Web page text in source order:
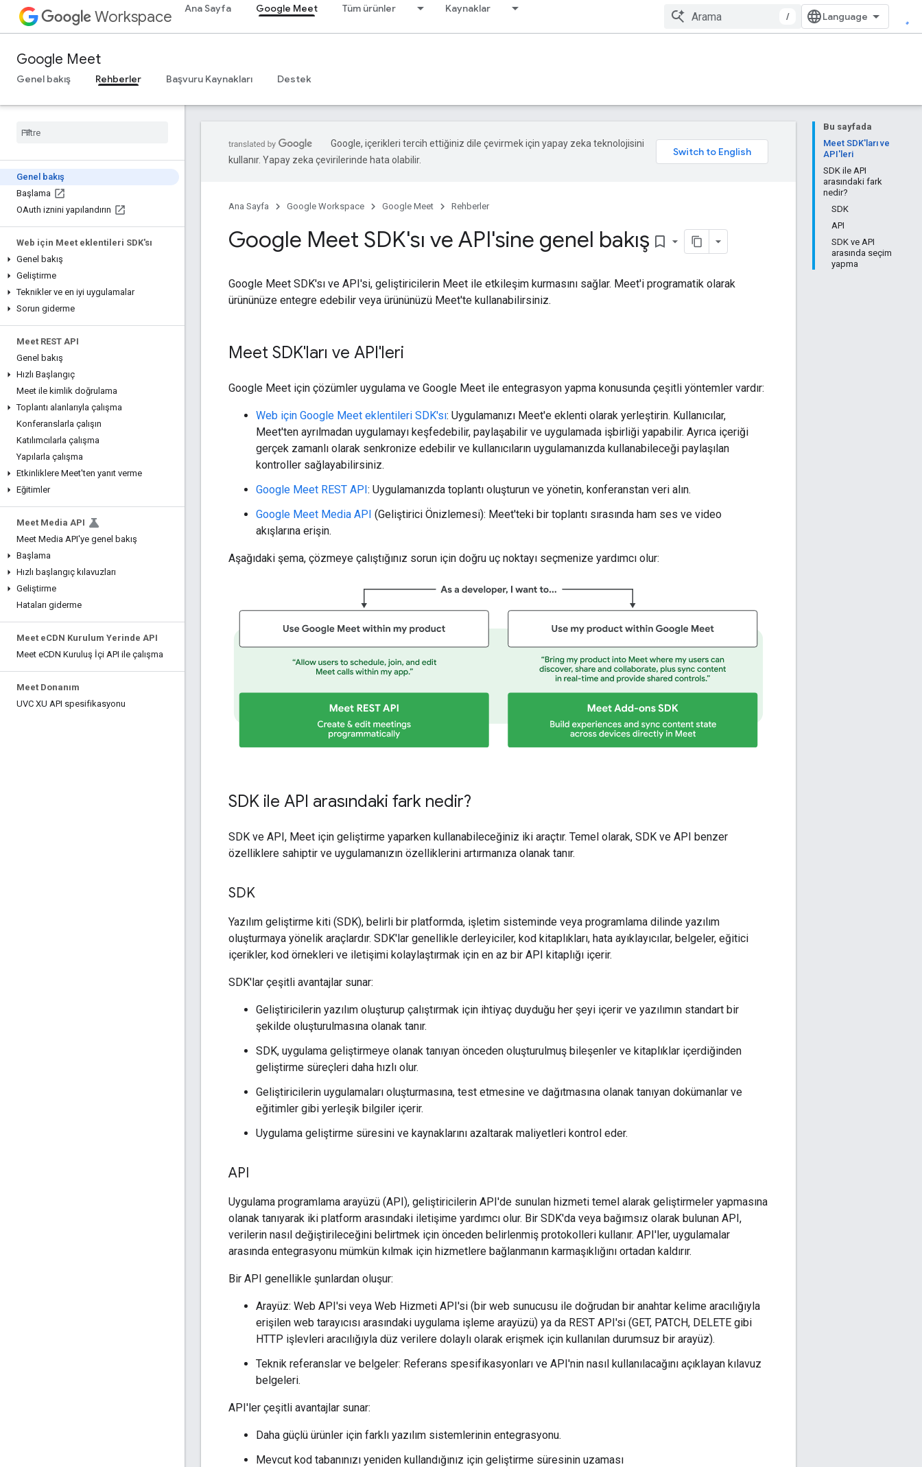
Workspace Ana Sayfa Google Meet Tüm ürünler Kaynaklar
/
Google Meet
Genel bakış Rehberler Başvuru Kaynakları Destek
Genel bakış
Başlama
OAuth iznini yapılandırın
Web için Meet eklentileri SDK'sı
Genel bakış
Geliştirme
Teknikler ve en iyi uygulamalar
Sorun giderme
Meet REST API
Genel bakış
Hızlı Başlangıç
Meet ile kimlik doğrulama
Toplantı alanlarıyla çalışma
Konferanslarla çalışın
Katılımcılarla çalışma
Yapılarla çalışma
Etkinliklere Meet'ten yanıt verme
Eğitimler
Meet Media API
Meet Media API'ye genel bakış
Başlama
Hızlı başlangıç kılavuzları
Geliştirme
Hataları giderme
Meet eCDN Kurulum Yerinde API
Meet eCDN Kuruluş İçi API ile çalışma
Meet Donanım
UVC XU API spesifikasyonu
Bu sayfada
Meet SDK'ları ve
API'leri
SDK ile API
arasındaki fark
nedir?
SDK
API
SDK ve API
arasında seçim
yapma
Google, içerikleri tercih ettiğiniz dile çevirmek için yapay zeka teknolojisini
kullanır. Yapay zeka çevirilerinde hata olabilir.
Ana Sayfa Google Workspace Google Meet Rehberler
Google Meet SDK'sı ve API'sine genel bakış bookmark_border
Google Meet SDK'sı ve API'si, geliştiricilerin Meet ile etkileşim kurmasını sağlar. Meet'i programatik olarak
ürününüze entegre edebilir veya ürününüzü Meet'te kullanabilirsiniz.
Meet SDK'ları ve API'leri
Google Meet için çözümler uygulama ve Google Meet ile entegrasyon yapma konusunda çeşitli yöntemler vardır:
Web için Google Meet eklentileri SDK'sı: Uygulamanızı Meet'e eklenti olarak yerleştirin. Kullanıcılar,
Meet'ten ayrılmadan uygulamayı keşfedebilir, paylaşabilir ve uygulamada işbirliği yapabilir. Ayrıca içeriği
gerçek zamanlı olarak senkronize edebilir ve kullanıcıların uygulamanızda kullanabileceği paylaşılan
kontroller sağlayabilirsiniz.
Google Meet REST API: Uygulamanızda toplantı oluşturun ve yönetin, konferanstan veri alın.
Google Meet Media API (Geliştirici Önizlemesi): Meet'teki bir toplantı sırasında ham ses ve video
akışlarına erişin.
Aşağıdaki şema, çözmeye çalıştığınız sorun için doğru uç noktayı seçmenize yardımcı olur:
SDK ile API arasındaki fark nedir?
SDK ve API, Meet için geliştirme yaparken kullanabileceğiniz iki araçtır. Temel olarak, SDK ve API benzer
özelliklere sahiptir ve uygulamanızın özelliklerini artırmanıza olanak tanır.
SDK
Yazılım geliştirme kiti (SDK), belirli bir platformda, işletim sisteminde veya programlama dilinde yazılım
oluşturmaya yönelik araçlardır. SDK'lar genellikle derleyiciler, kod kitaplıkları, hata ayıklayıcılar, belgeler, eğitici
içerikler, kod örnekleri ve iletişimi kolaylaştırmak için en az bir API kitaplığı içerir.
SDK'lar çeşitli avantajlar sunar:
Geliştiricilerin yazılım oluşturup çalıştırmak için ihtiyaç duyduğu her şeyi içerir ve yazılımın standart bir
şekilde oluşturulmasına olanak tanır.
SDK, uygulama geliştirmeye olanak tanıyan önceden oluşturulmuş bileşenler ve kitaplıklar içerdiğinden
geliştirme süreçleri daha hızlı olur.
Geliştiricilerin uygulamaları oluşturmasına, test etmesine ve dağıtmasına olanak tanıyan dokümanlar ve
eğitimler gibi yerleşik bilgiler içerir.
Uygulama geliştirme süresini ve kaynaklarını azaltarak maliyetleri kontrol eder.
API
Uygulama programlama arayüzü (API), geliştiricilerin API'de sunulan hizmeti temel alarak geliştirmeler yapmasına
olanak tanıyarak iki platform arasındaki iletişime yardımcı olur. Bir SDK'da veya bağımsız olarak bulunan API,
verilerin nasıl değiştirileceğini belirtmek için önceden belirlenmiş protokolleri kullanır. API'ler, uygulamalar
arasında entegrasyonu mümkün kılmak için hizmetlere bağlanmanın karmaşıklığını ortadan kaldırır.
Bir API genellikle şunlardan oluşur:
Arayüz: Web API'si veya Web Hizmeti API'si (bir web sunucusu ile doğrudan bir anahtar kelime aracılığıyla
erişilen web tarayıcısı arasındaki uygulama işleme arayüzü) ya da REST API'si (GET, PATCH, DELETE gibi
HTTP işlevleri aracılığıyla düz verilere dolaylı olarak erişmek için kullanılan durumsuz bir arayüz).
Teknik referanslar ve belgeler: Referans spesifikasyonları ve API'nin nasıl kullanılacağını açıklayan kılavuz
belgeleri.
API'ler çeşitli avantajlar sunar:
Daha güçlü ürünler için farklı yazılım sistemlerinin entegrasyonu.
Mevcut kod tabanınızı yeniden kullandığınız için geliştirme süresinin uzaması